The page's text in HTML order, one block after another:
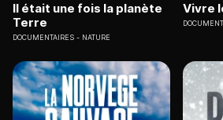
Il était une fois la planète
Terre
DOCUMENTAIRES NATURE
Vivre